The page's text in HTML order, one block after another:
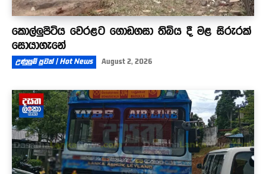
කොල්ලුපිටිය වෙරළට ගොඩගසා තිබිය දී මළ සිරුරක්
සොයාගැනේ
උණුසුම් පුවත් | Hot News August 2, 2026